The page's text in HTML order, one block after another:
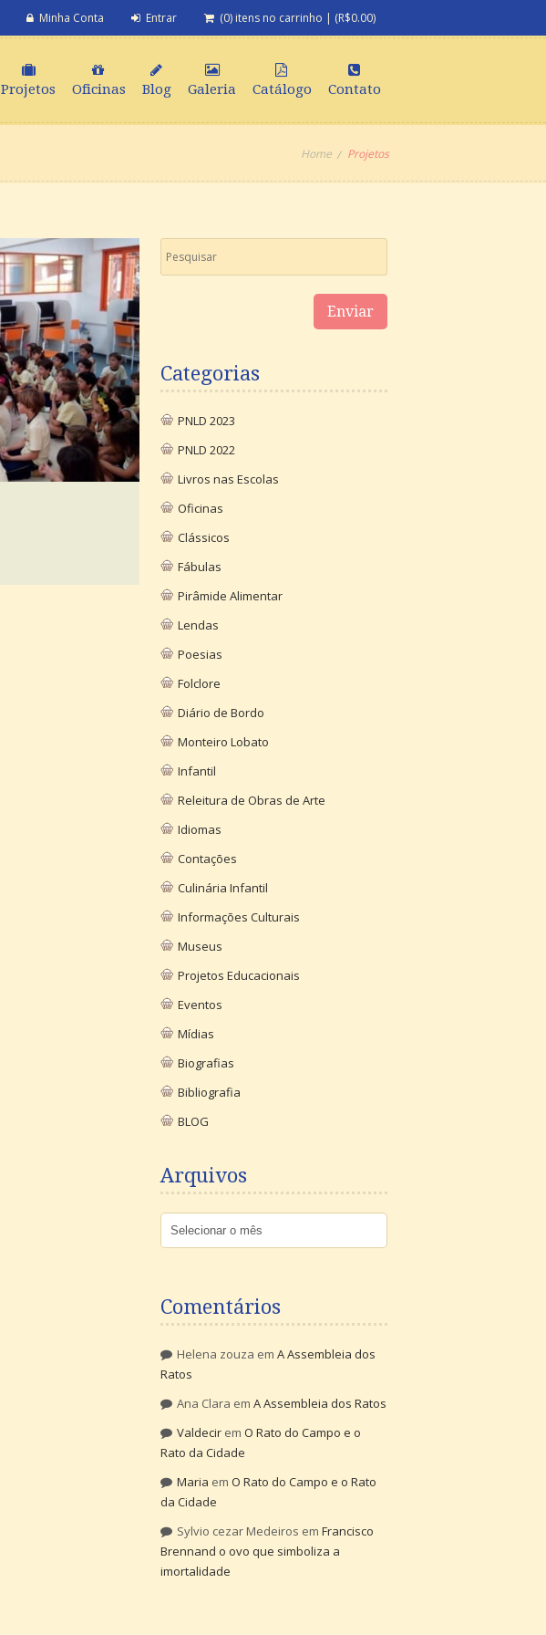
Minha Conta Entrar (0) itens no carrinho | (R$0.00)
Projetos Oficinas Blog Galeria Catálogo Contato
Home Projetos
Categorias
PNLD 2023
PNLD 2022
Livros nas Escolas
Oficinas
Clássicos
Fábulas
Pirâmide Alimentar
Lendas
Poesias
Folclore
Diário de Bordo
Monteiro Lobato
Infantil
Releitura de Obras de Arte
Idiomas
Contações
Culinária Infantil
Informações Culturais
Museus
Projetos Educacionais
Eventos
Mídias
Biografias
Bibliografia
BLOG
Arquivos
Comentários
Helena zouza em A Assembleia dos
Ratos
Ana Clara em A Assembleia dos Ratos
Valdecir em O Rato do Campo e o
Rato da Cidade
Maria em O Rato do Campo e o Rato
da Cidade
Sylvio cezar Medeiros em Francisco
Brennand o ovo que simboliza a
imortalidade